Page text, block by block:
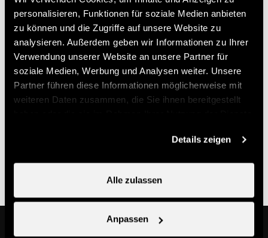
personalisieren, Funktionen für soziale Medien anbieten
zu können und die Zugriffe auf unsere Website zu
analysieren. Außerdem geben wir Informationen zu Ihrer
Verwendung unserer Website an unsere Partner für
soziale Medien, Werbung und Analysen weiter. Unsere
Partner führen diese Informationen möglicherweise mit
weiteren Daten zusammen, die Sie ihnen bereitgestellt
Details zeigen
Alle zulassen
Anpassen
Preis (Ticketverkauf bei Nendaz Tourisme)
Einzelner Kurs 14.-CHF
Abo-Karte 70.-CHF
Nützliche Informationen
- Möglichkeit bei Nendaz Tourisme eine Multi-Sport-
Karte zu kaufen
Das könnte Sie auch interessieren